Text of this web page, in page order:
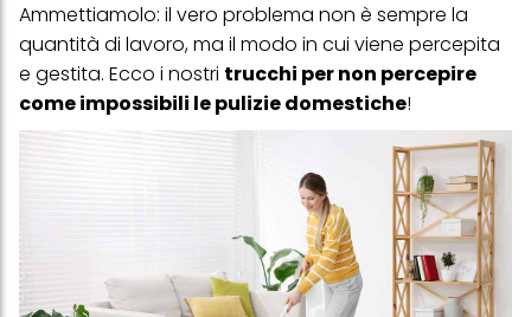
Ammettiamolo: il vero problema non è sempre la
quantità di lavoro, ma il modo in cui viene percepita
e gestita. Ecco i nostri trucchi per non percepire
come impossibili le pulizie domestiche!